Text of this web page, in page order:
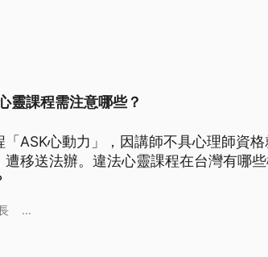
靈課程需注意哪些？
ASK心動力」，因講師不具心理師資
移送法辦。違法心靈課程在台灣有哪
...